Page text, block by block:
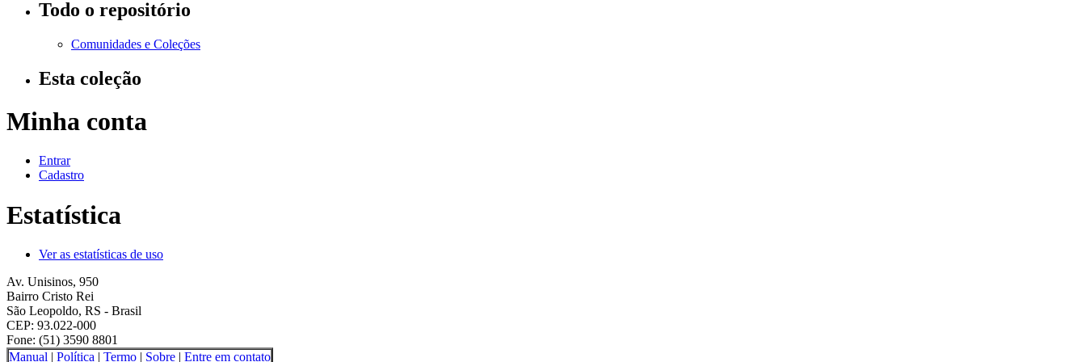
Todo o repositório
Comunidades e Coleções
Esta coleção
Minha conta
Entrar
Cadastro
Estatística
Ver as estatísticas de uso
Av. Unisinos, 950
Bairro Cristo Rei
São Leopoldo, RS - Brasil
CEP: 93.022-000
Fone: (51) 3590 8801
Manual | Política | Termo | Sobre | Entre em contato